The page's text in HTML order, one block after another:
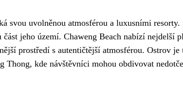
svou uvolněnou atmosférou a luxusními resorty.
jeho území. Chaweng Beach nabízí nejdelší
prostředí s autentičtější atmosférou. Ostrov je
kde návštěvníci mohou obdivovat